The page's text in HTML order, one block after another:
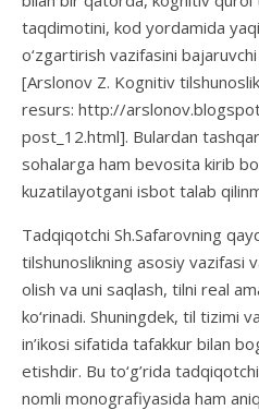
taqdimotini, kod yordamida
o‘zgartirish vazifasini
[Arslonov Z. Kognitiv
resurs: http://
post_12.html]. Bulardan
sohalarga ham bevosita kirib
kuzatilayotgani isbot talab
Tadqiqotchi Sh.Safarovning
tilshunoslikning asosiy vazifasi
olish va uni saqlash, tilni real
ko‘rinadi. Shuningdek, til tizimi
in’ikosi sifatida tafakkur bilan
etishdir. Bu to‘g’rida
nomli monografiyasida ham